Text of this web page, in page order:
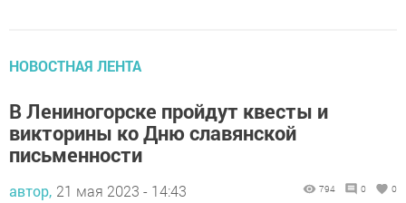
НОВОСТНАЯ ЛЕНТА
В Лениногорске пройдут квесты и
викторины ко Дню славянской
письменности
автор, 21 мая 2023 - 14:43 794 0 0